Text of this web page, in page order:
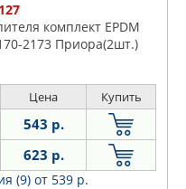
комплект EPDM
2173 Приора(2шт.)
Цена Купить
543 р.
623 р.
(9) от 539 р.